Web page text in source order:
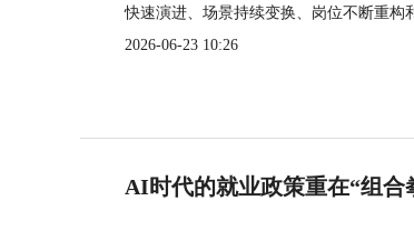
快速演进、场景持续变换、岗位不断重构
2026-06-23 10:26
AI时代的就业政策重在“组合